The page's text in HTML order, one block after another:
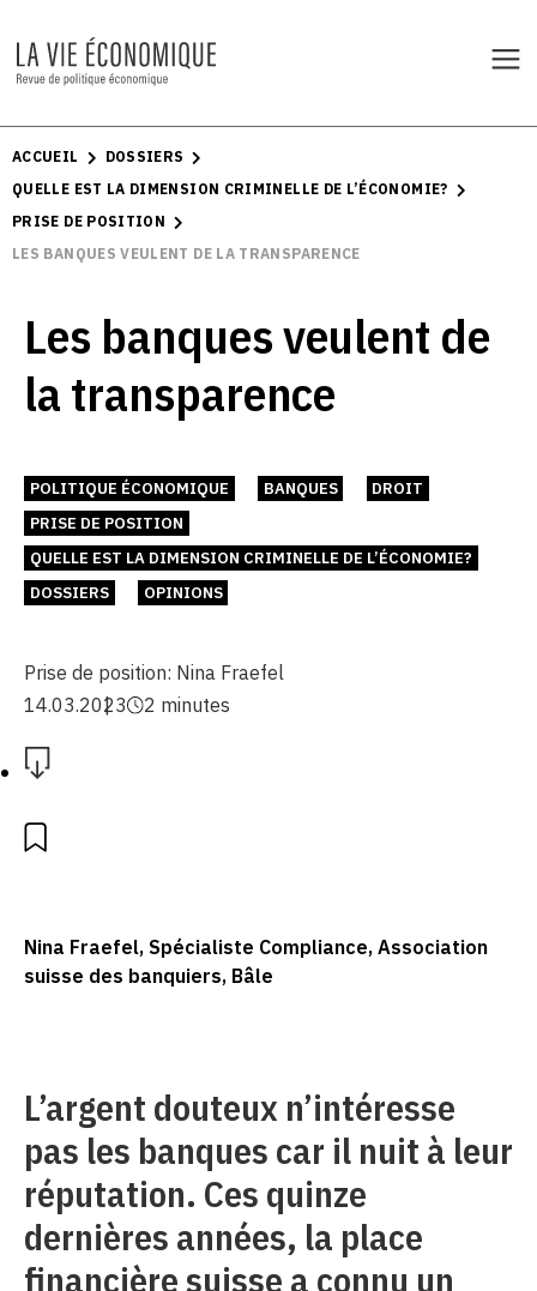
ACCUEIL
DOSSIERS
QUELLE EST LA DIMENSION CRIMINELLE DE L’ÉCONOMIE?
PRISE DE POSITION
LES BANQUES VEULENT DE LA TRANSPARENCE
Les banques veulent de
la transparence
POLITIQUE ÉCONOMIQUE BANQUES
DROIT
PRISE DE POSITION
QUELLE EST LA DIMENSION CRIMINELLE DE L’ÉCONOMIE?
DOSSIERS
OPINIONS
Prise de position: Nina Fraefel
14.03.2023
2 minutes
Nina Fraefel, Spécialiste Compliance, Association
suisse des banquiers, Bâle
L’argent douteux n’intéresse
pas les banques car il nuit à leur
réputation. Ces quinze
dernières années, la place
financière suisse a connu un